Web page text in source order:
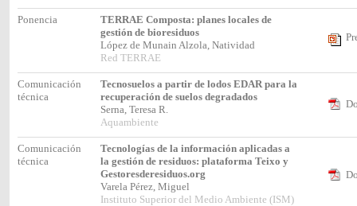
Ponencia
TERRAE Composta: planes locales de
gestión de bioresiduos
López de Munain Alzola, Natividad
Red TERRAE
Comunicación
técnica
Tecnosuelos a partir de lodos EDAR para la
recuperación de suelos degradados
Serna, Teresa R.
Aquambiente
Comunicación
técnica
Tecnologías de la información aplicadas a
la gestión de residuos: plataforma Teixo y
Gestoresderesiduos.org
Varela Pérez, Miguel
Instituto Superior del Medio Ambiente (ISM)